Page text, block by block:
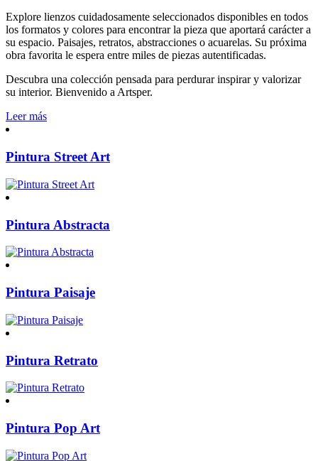
Explore lienzos cuidadosamente seleccionados disponibles en todos
los formatos y colores para encontrar la pieza que aportará carácter a
su espacio. Paisajes, retratos, abstracciones o acuarelas. Su próxima
obra favorita le espera entre miles de piezas autentificadas.
Descubra una colección pensada para perdurar inspirar y valorizar
su interior. Bienvenido a Artsper.
Leer más
Pintura Street Art
Pintura Abstracta
Pintura Paisaje
Pintura Retrato
Pintura Pop Art